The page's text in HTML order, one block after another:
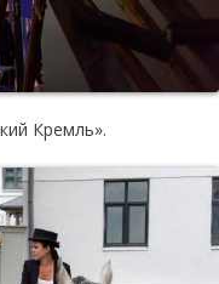
Кремль».